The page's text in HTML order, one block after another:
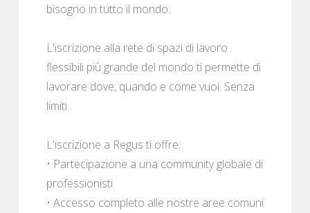
bisogno in tutto il mondo.
L'iscrizione alla rete di spazi di lavoro
flessibili più grande del mondo ti permette di
lavorare dove, quando e come vuoi. Senza
limiti.
L'iscrizione a Regus ti offre:
• Partecipazione a una community globale di
professionisti
• Accesso completo alle nostre aree comuni